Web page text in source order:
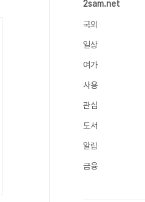
2sam.net
국외
일상
여가
사용
관심
도서
알림
금융